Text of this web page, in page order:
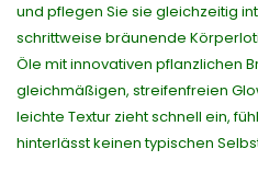
und pflegen Sie sie gleichzeitig
schrittweise bräunende
Öle mit innovativen pflanzlichen
gleichmäßigen, streifenfreien
leichte Textur zieht schnell ein,
hinterlässt keinen typischen